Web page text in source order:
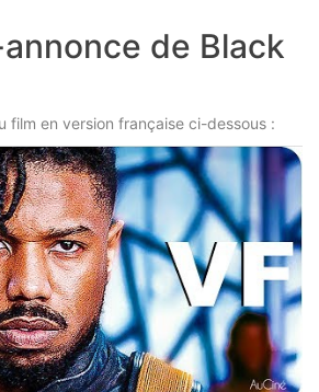
de Black
film en version française ci-dessous :